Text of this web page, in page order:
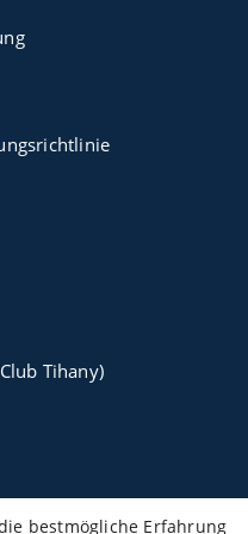
Tihany)
bestmögliche Erfahrung